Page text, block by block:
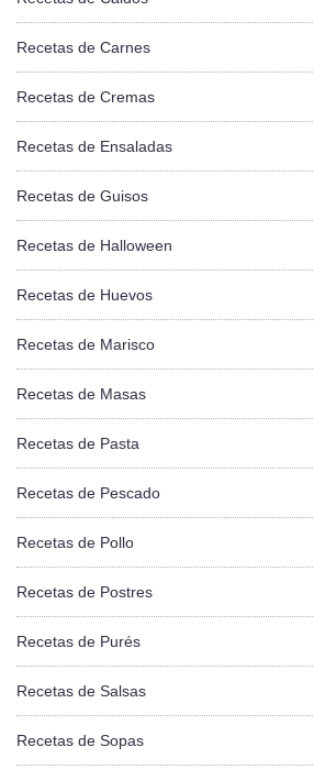
Recetas de Carnes
Recetas de Cremas
Recetas de Ensaladas
Recetas de Guisos
Recetas de Halloween
Recetas de Huevos
Recetas de Marisco
Recetas de Masas
Recetas de Pasta
Recetas de Pescado
Recetas de Pollo
Recetas de Postres
Recetas de Purés
Recetas de Salsas
Recetas de Sopas